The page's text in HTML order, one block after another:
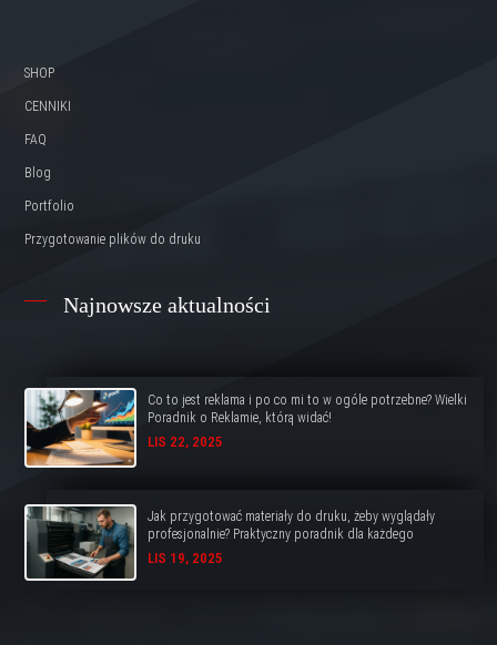
SHOP
CENNIKI
FAQ
Blog
Portfolio
Przygotowanie plików do druku
Najnowsze aktualności
Co to jest reklama i po co mi to w ogóle potrzebne? Wielki
Poradnik o Reklamie, którą widać!
LIS 22, 2025
Jak przygotować materiały do druku, żeby wyglądały
profesjonalnie? Praktyczny poradnik dla każdego
LIS 19, 2025